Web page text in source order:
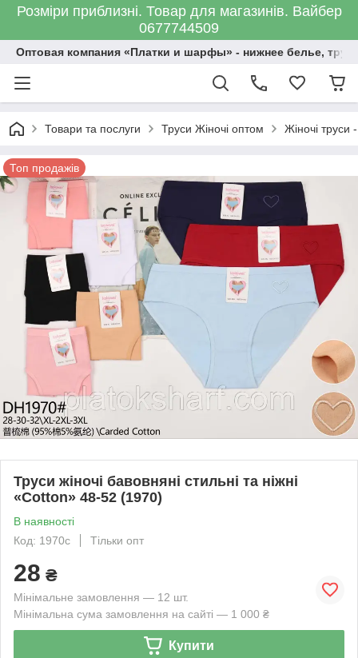
Розміри приблизні. Товар для магазинів. Вайбер
0677744509
Оптовая компания «Платки и шарфы» - нижнее белье,
Товари та послуги Труси Жіночі оптом Жіночі труси
Топ продажів
Труси жіночі бавовняні стильні та ніжні
«Cotton» 48-52 (1970)
В наявності
Код: 1970с
Тільки опт
28 ₴
Мінімальне замовлення — 12 шт.
Мінімальна сума замовлення на сайті — 1 000 ₴
Купити